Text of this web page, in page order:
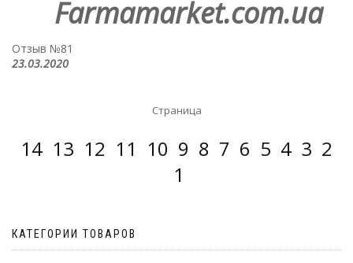
Farmamarket.com.ua
Отзыв №81
23.03.2020
Страница
14 13 12 11 10 9 8 7 6 5 4 3 2
1
КАТЕГОРИИ ТОВАРОВ